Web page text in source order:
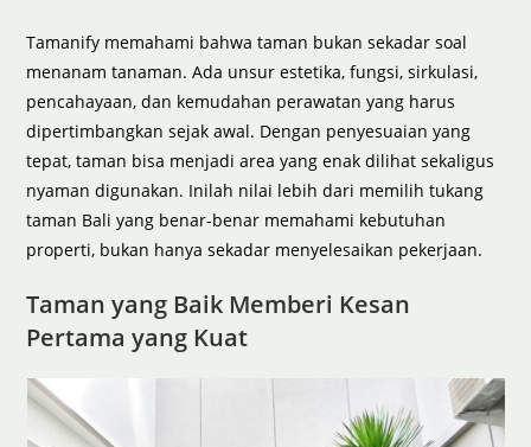
Tamanify memahami bahwa taman bukan sekadar soal
menanam tanaman. Ada unsur estetika, fungsi, sirkulasi,
pencahayaan, dan kemudahan perawatan yang harus
dipertimbangkan sejak awal. Dengan penyesuaian yang
tepat, taman bisa menjadi area yang enak dilihat sekaligus
nyaman digunakan. Inilah nilai lebih dari memilih tukang
taman Bali yang benar-benar memahami kebutuhan
properti, bukan hanya sekadar menyelesaikan pekerjaan.
Taman yang Baik Memberi Kesan
Pertama yang Kuat